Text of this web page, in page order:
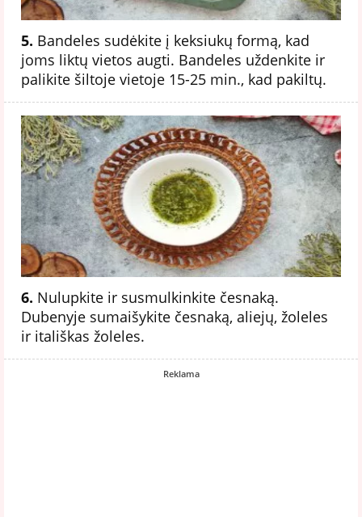
5. Bandeles sudėkite į keksiukų formą, kad
joms liktų vietos augti. Bandeles uždenkite ir
palikite šiltoje vietoje 15-25 min., kad pakiltų.
6. Nulupkite ir susmulkinkite česnaką.
Dubenyje sumaišykite česnaką, aliejų, žoleles
ir itališkas žoleles.
Reklama